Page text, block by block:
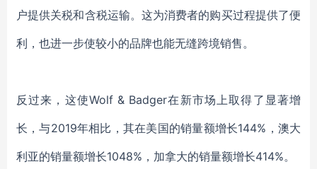
户提供关税和含税运输。这为消费者的购买过程提供了便
利，也进一步使较小的品牌也能无缝跨境销售。
反过来，这使Wolf & Badger在新市场上取得了显著增
长，与2019年相比， 其在美国的销量额增长144%，澳大
利亚的销量额增长1048%，加拿大的销量额增长414%。